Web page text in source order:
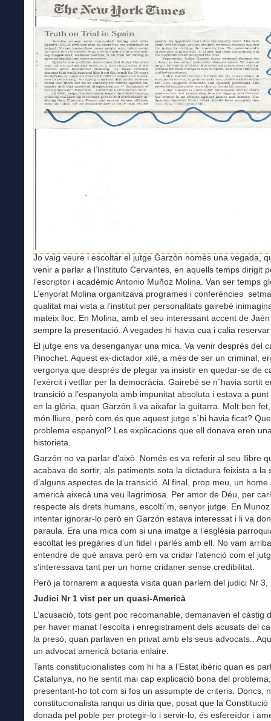
Jo vaig veure i escoltar el jutge Garzón només una vegada,
venir a parlar a l’Instituto Cervantes, en aquells temps dirigit
l’escriptor i acadèmic Antonio Muñoz Molina. Van ser temps
L’enyorat Molina organitzava programes i conferències
qualitat mai vista a l’institut per personalitats gairebé
mateix lloc. En Molina, amb el seu interessant accent de
sempre la presentació. A vegades hi havia cua i calia
El jutge ens va desenganyar una mica. Va venir després del
Pinochet. Aquest ex-dictador xilè, a més de ser un criminal,
vergonya que després de plegar va insistir en quedar-se de
l’exèrcit i vetllar per la democràcia. Gairebé se n´havia sortit
transició a l’espanyola amb impunitat absoluta i estava a
en la glòria, quan Garzón li va aixafar la guitarra. Molt ben
món lliure, però com és que aquest jutge s´hi havia ficat?
problema espanyol? Les explicacions que ell donava eren
historieta.
Garzón no va parlar d’això. Només es va referir al seu llibre
acabava de sortir, als patiments sota la dictadura feixista a la
d’alguns aspectes de la transició. Al final, prop meu, un home
americà aixecà una veu llagrimosa. Per amor de Déu, per
respecte als drets humans, escolti´m, senyor jutge. En
intentar ignorar-lo però en Garzón estava interessat i li va
paraula. Era una mica com si una imatge a l’església
escoltat les pregàries d’un fidel i parlés amb ell. No vam
entendre de què anava però em va cridar l’atenció com el
s’interessava tant per un home cridaner sense credibilitat.
Però ja tornarem a aquesta visita quan parlem del judici Nr 3,
Judici Nr 1 vist per un quasi-Americà
L’acusació, tots gent poc recomanable, demanaven el càstig
per haver manat l’escolta i enregistrament dels acusats del
la presó, quan parlaven en privat amb els seus advocats..
un advocat americà botaria enlaire.
Tants constitucionalistes com hi ha a l’Estat ibèric quan es
Catalunya, no he sentit mai cap explicació bona del problema,
presentant-ho tot com si fos un assumpte de criteris. Doncs,
constitucionalista ianqui us diria que, posat que la Constitució
donada pel poble per protegir-lo i servir-lo, és esfereïdor i